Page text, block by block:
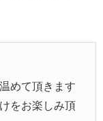
めて頂きます
をお楽しみ頂